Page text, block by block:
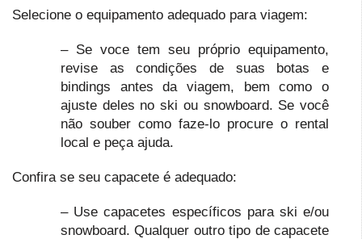
Selecione o equipamento adequado para viagem:
– Se voce tem seu próprio equipamento,
revise as condições de suas botas e
bindings antes da viagem, bem como o
ajuste deles no ski ou snowboard. Se você
não souber como faze-lo procure o rental
local e peça ajuda.
Confira se seu capacete é adequado:
– Use capacetes específicos para ski e/ou
snowboard. Qualquer outro tipo de capacete